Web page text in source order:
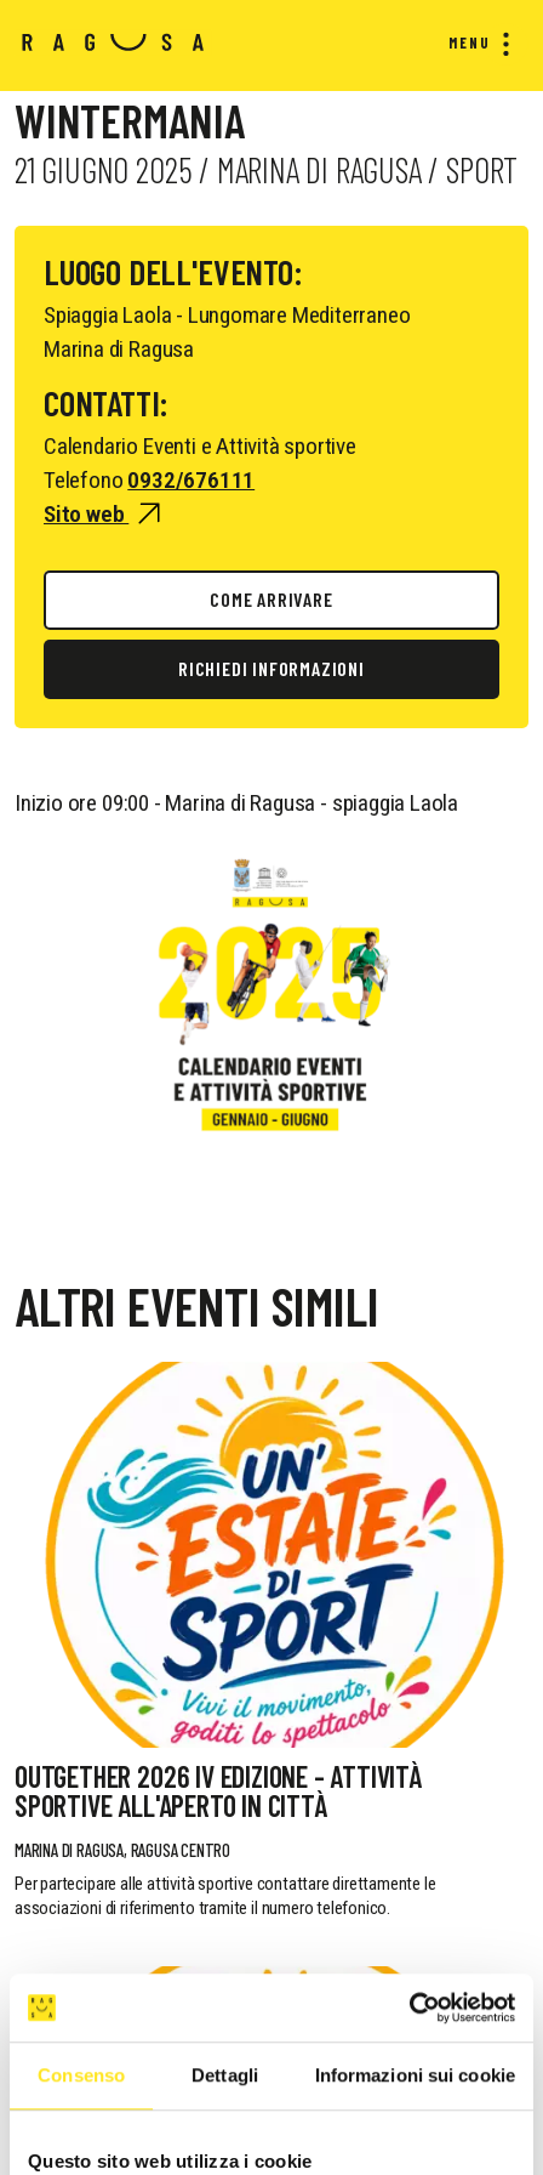
Consenso Dettagli Informazioni sui cookie
Questo sito web utilizza i cookie
MENU
WINTERMANIA
21 GIUGNO 2025 / MARINA DI RAGUSA / SPORT
LUOGO DELL'EVENTO:
Spiaggia Laola - Lungomare Mediterraneo
Marina di Ragusa
CONTATTI:
Calendario Eventi e Attività sportive
Telefono 0932/676111
Sito web
COME ARRIVARE
RICHIEDI INFORMAZIONI
Inizio ore 09:00 - Marina di Ragusa - spiaggia Laola
ALTRI EVENTI SIMILI
OUTGETHER 2026 IV EDIZIONE - ATTIVITÀ
SPORTIVE ALL'APERTO IN CITTÀ
MARINA DI RAGUSA, RAGUSA CENTRO
Per partecipare alle attività sportive contattare direttamente le
associazioni di riferimento tramite il numero telefonico.